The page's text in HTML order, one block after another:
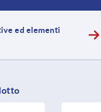
ed elementi